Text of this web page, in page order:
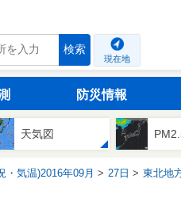
検索
現在地
防災情報
天気図
・気温)2016年09月 27日 東北地